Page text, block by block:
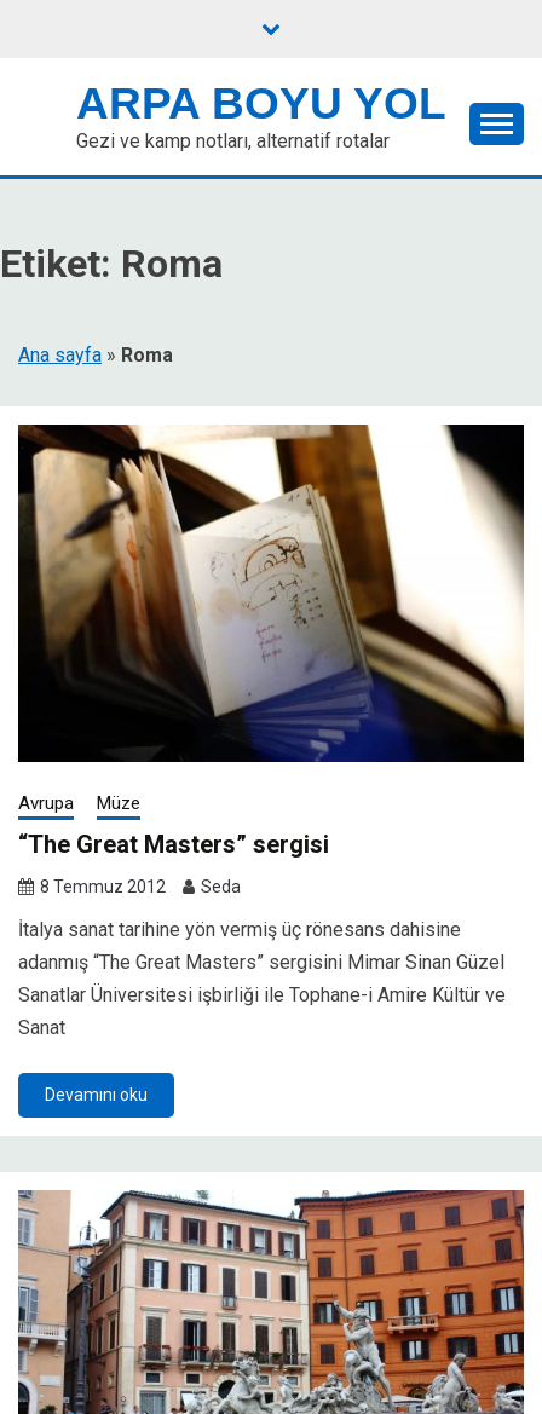
ARPA BOYU YOL
Gezi ve kamp notları, alternatif rotalar
Etiket: Roma
Ana sayfa » Roma
Avrupa Müze
“The Great Masters” sergisi
8 Temmuz 2012 Seda
İtalya sanat tarihine yön vermiş üç rönesans dahisine
adanmış “The Great Masters” sergisini Mimar Sinan Güzel
Sanatlar Üniversitesi işbirliği ile Tophane-i Amire Kültür ve
Sanat
Devamını oku